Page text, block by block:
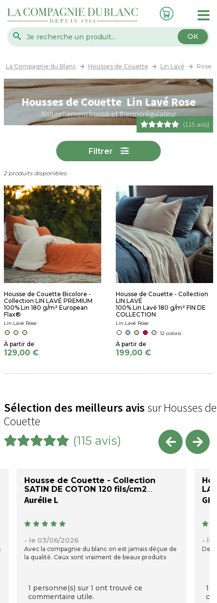
OK
La Compagnie du Blanc Housses de Couette Lin Lavé Rose
Housses de Couette Lin Lavé Rose
Naturellement froissé et thermorégulateur
(115 avis)
Filtrer
2 produits disponibles
Housse de Couette Bicolore -
Collection LIN LAVÉ PREMIUM
100% Lin 180 g/m² European
Flax®
Lin Lavé Rose
129,00 €
Housse de Couette - Collection
LIN LAVÉ
100% Lin Lavé 180 g/m² FIN DE
COLLECTION
Lin Lavé Rose
12 coloris
199,00 €
Sélection des meilleurs avis sur Housses de
Couette
(115 avis)
Housse de Couette - Collection
SATIN DE COTON 120 fils/cm2
Aurélie L
- le 03/06/2026
Avec la compagnie du blanc on est jamais déçue de
la qualité. Ceux sont vraiment de beaux produits
1 personne(s) sur 1 ont trouvé ce
commentaire utile.
- le
De
1